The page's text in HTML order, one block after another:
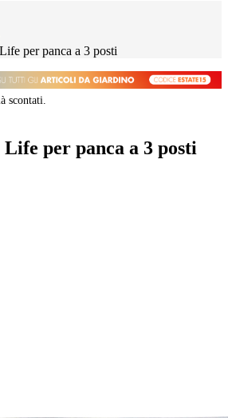
per panca a 3 posti
scontati.
Life per panca a 3 posti